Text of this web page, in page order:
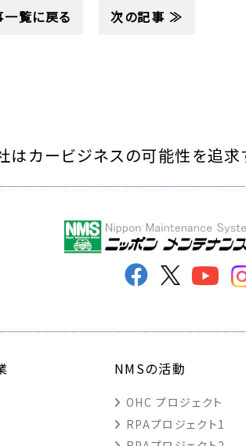
一覧に戻る 次の記事 ≫
はカービジネスの可能性を追求
NMSの活動
OHC プロジェクト
RPAプロジェクト1